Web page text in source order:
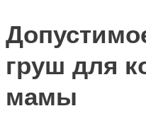
груш для
мамы